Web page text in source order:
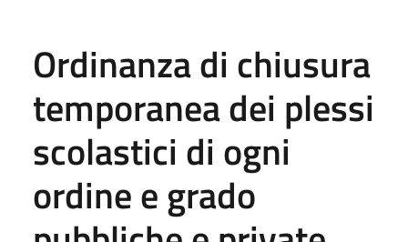
Ordinanza di chiusura
temporanea dei plessi
scolastici di ogni
ordine e grado